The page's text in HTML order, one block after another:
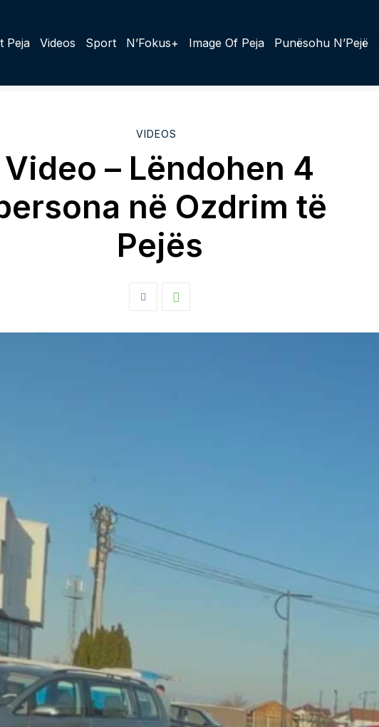
Peja Videos Sport N’Fokus+ Image Of Peja Punësohu N’Pejë
VIDEOS
Video – Lëndohen 4
në Ozdrim të
Pejës